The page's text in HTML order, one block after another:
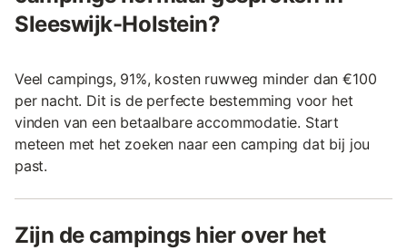
Sleeswijk-Holstein?
Veel campings, 91%, kosten ruwweg minder dan €100
per nacht. Dit is de perfecte bestemming voor het
vinden van een betaalbare accommodatie. Start
meteen met het zoeken naar een camping dat bij jou
past.
Zijn de campings hier over het